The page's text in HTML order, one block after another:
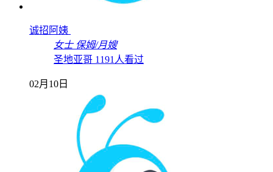
诚招阿姨
女士 保姆/月嫂
圣地亚哥 1191人看过
02月10日